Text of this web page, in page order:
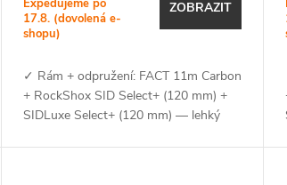
Expedujeme po
17.8. (dovolená e-
shopu)
ZOBRAZIT
✓ Rám + odpružení: FACT 11m Carbon
+ RockShox SID Select+ (120 mm) +
SIDLuxe Select+ (120 mm) — lehký